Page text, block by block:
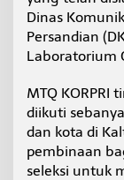
Dinas
Persandian
Laboratorium
MTQ KORPRI
diikuti
dan kota di
pembinaan
seleksi untuk